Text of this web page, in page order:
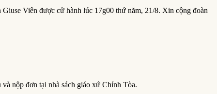
Viên được cử hành lúc 17g00 thứ năm, 21/8. Xin cộng đoàn
nộp đơn tại nhà sách giáo xứ Chính Tòa.